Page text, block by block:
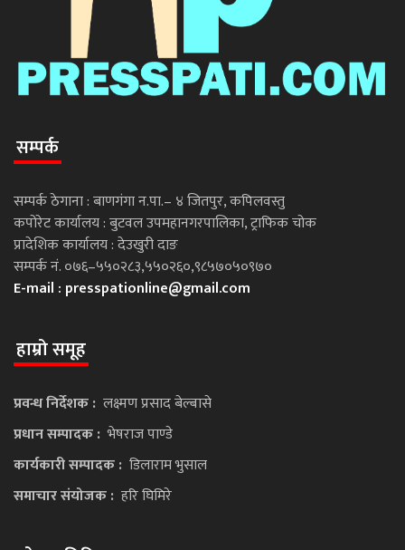
सम्पर्क
सम्पर्क ठेगाना : बाणगंगा न.पा.– ४ जितपुर, कपिलवस्तु
कपोरेट कार्यालय : बुटवल उपमहानगरपालिका, ट्राफिक चोक
प्रादेशिक कार्यालय : देउखुरी दाङ
सम्पर्क नं. ०७६–५५०२८३,५५०२६०,९८५७०५०९७०
E-mail : presspationline@gmail.com
हाम्रो समूह
प्रवन्ध निर्देशक : लक्ष्मण प्रसाद बेल्बासे
प्रधान सम्पादक : भेषराज पाण्डे
कार्यकारी सम्पादक : डिलाराम भुसाल
समाचार संयोजक : हरि घिमिरे